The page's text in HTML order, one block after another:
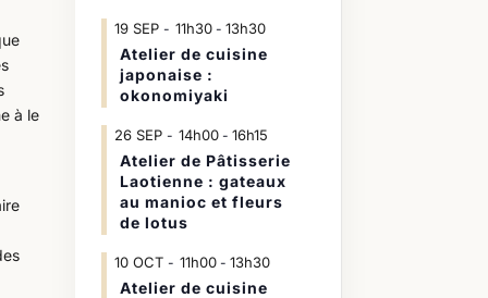
à le
19 SEP 11h30- 13h30
Atelier de cuisine
japonaise :
okonomiyaki
26 SEP 14h00- 16h15
Atelier de Pâtisserie
Laotienne : gateaux
au manioc et fleurs
de lotus
10 OCT 11h00- 13h30
Atelier de cuisine